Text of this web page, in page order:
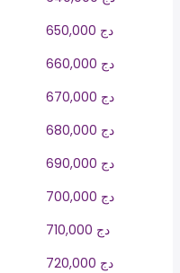
650,000 دج
660,000 دج
670,000 دج
680,000 دج
690,000 دج
700,000 دج
710,000 دج
720,000 دج